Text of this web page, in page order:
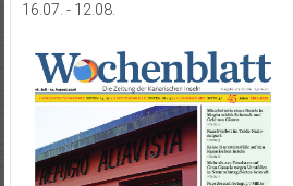
16.07. - 12.08.